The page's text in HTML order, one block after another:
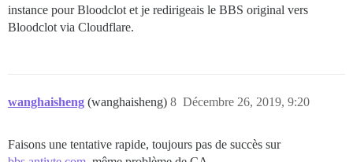
instance pour Bloodclot et je redirigeais le BBS original vers
Bloodclot via Cloudflare.
wanghaisheng (wanghaisheng) Décembre 26, 2019, 9:20
8
Faisons une tentative rapide, toujours pas de succès sur